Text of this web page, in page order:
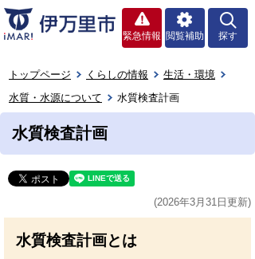
緊急情報 閲覧補助 探す
トップページ くらしの情報
生活・環境
水質・水源について
水質検査計画
水質検査計画
(2026年3月31日更新)
水質検査計画とは